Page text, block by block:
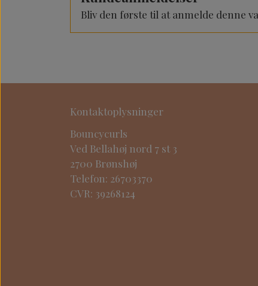
Bliv den første til at anmelde denne
Kontaktoplysninger
Bouncycurls
Ved Bellahøj nord 7 st 3
2700 Brønshøj
Telefon: 26703370
CVR: 39268124